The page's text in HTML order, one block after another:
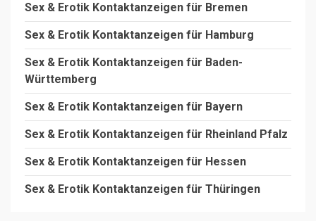
Sex & Erotik Kontaktanzeigen für Bremen
Sex & Erotik Kontaktanzeigen für Hamburg
Sex & Erotik Kontaktanzeigen für Baden-
Württemberg
Sex & Erotik Kontaktanzeigen für Bayern
Sex & Erotik Kontaktanzeigen für Rheinland Pfalz
Sex & Erotik Kontaktanzeigen für Hessen
Sex & Erotik Kontaktanzeigen für Thüringen